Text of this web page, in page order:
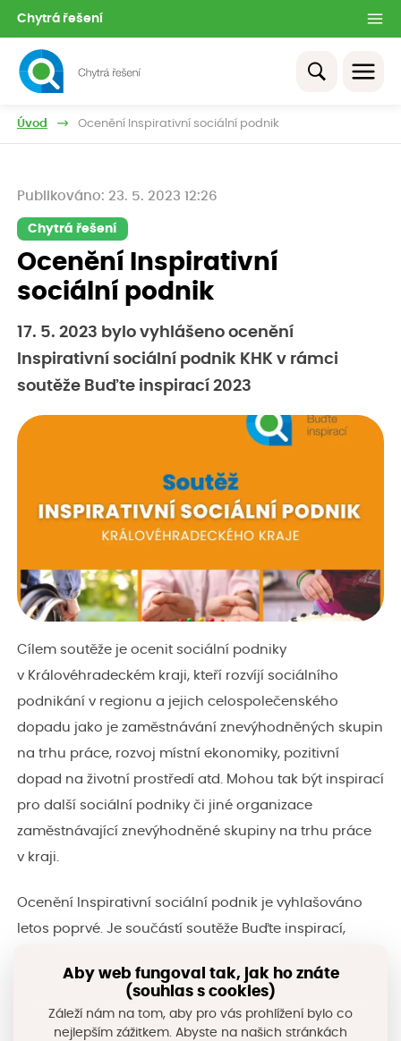
Chytrá řešení
Úvod Ocenění Inspirativní sociální podnik
Publikováno: 23. 5. 2023 12:26
Chytrá řešení
Ocenění Inspirativní
sociální podnik
17. 5. 2023 bylo vyhlášeno ocenění
Inspirativní sociální podnik KHK v rámci
soutěže Buďte inspirací 2023
Cílem soutěže je ocenit sociální podniky
v Královéhradeckém kraji, kteří rozvíjí sociálního
podnikání v regionu a jejich celospolečenského
dopadu jako je zaměstnávání znevýhodněných skupin
na trhu práce, rozvoj místní ekonomiky, pozitivní
dopad na životní prostředí atd. Mohou tak být inspirací
pro další sociální podniky či jiné organizace
zaměstnávající znevýhodněné skupiny na trhu práce
v kraji.
Ocenění Inspirativní sociální podnik je vyhlašováno
letos poprvé. Je součástí soutěže Buďte inspirací,
konference Královéhradeckého kraje.
Ocenění bude vyhlášeno v kategorii Inspirativní
Aby web fungoval tak, jak ho znáte
(souhlas s cookies)
Záleží nám na tom, aby pro vás prohlížení bylo co
nejlepším zážitkem. Abyste na našich stránkách